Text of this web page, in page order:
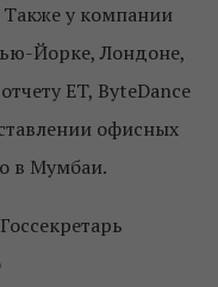
Также у компании
Йорке, Лондоне,
ET, ByteDance
офисных
в Мумбаи.